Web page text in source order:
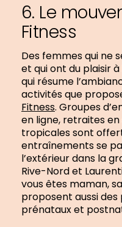
6. Le
Fitness
Des femmes qui ne
et qui ont du plaisir
qui résume
activités que
Fitness. Groupes
en ligne, retraites
tropicales sont
entraînements se
l’extérieur dans la
Rive-Nord et
vous êtes maman,
proposent aussi
prénataux et